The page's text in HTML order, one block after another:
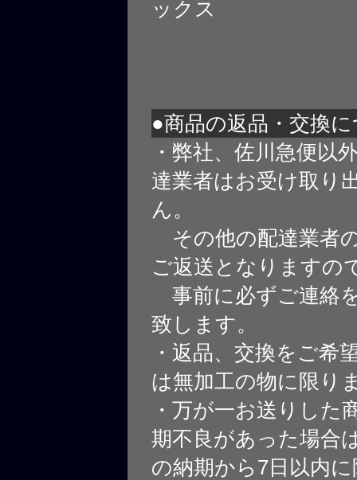
ックス
●商品の返品・交換
・弊社、佐川急便以
達業者はお受け取り
ん。
その他の配達業者
ご返送となりますの
事前に必ずご連絡
致します。
・返品、交換をご希
は無加工の物に限り
・万が一お送りした
期不良があった場合
の納期から7日以内